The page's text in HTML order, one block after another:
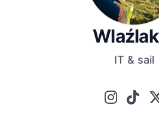
Wlaźlak
IT & sail